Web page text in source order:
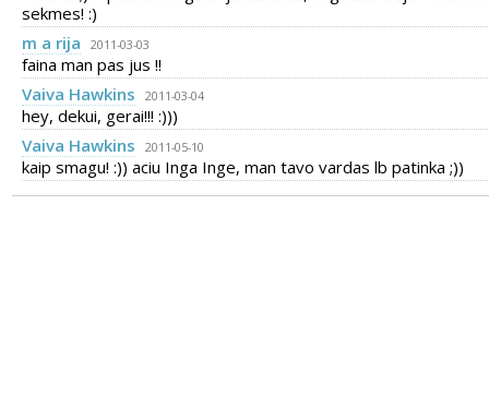
sekmes! :)
m a rija
2011-03-03
faina man pas jus !!
Vaiva Hawkins
2011-03-04
hey, dekui, gerai!!! :)))
Vaiva Hawkins
2011-05-10
kaip smagu! :)) aciu Inga Inge, man tavo vardas lb patinka ;))